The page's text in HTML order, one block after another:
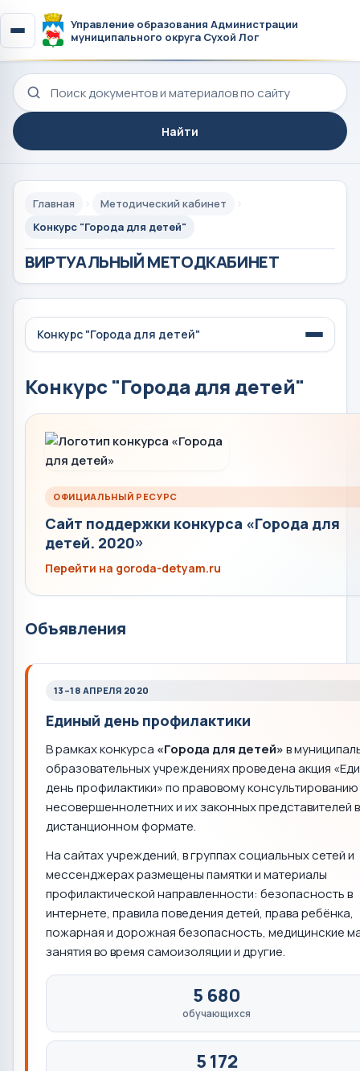
Управление образования Администрации
муниципального округа Сухой Лог
Поиск по сайту
Найти
Главная
Методический кабинет
Конкурс "Города для детей"
ВИРТУАЛЬНЫЙ МЕТОДКАБИНЕТ
Конкурс "Города для детей"
Конкурс "Города для детей"
ОФИЦИАЛЬНЫЙ РЕСУРС
Сайт поддержки конкурса «Города для
детей. 2020»
Перейти на goroda-detyam.ru
Объявления
13–18 АПРЕЛЯ 2020
Единый день профилактики
В рамках конкурса «Города для детей»в
образовательных учреждениях проведена акция
день профилактики» по правовому консультированию
несовершеннолетних и их законных представителей в
дистанционном формате.
На сайтах учреждений, в группах социальных сетей и
мессенджерах размещены памятки и материалы
профилактической направленности: безопасность в
интернете, правила поведения детей, права ребёнка,
пожарная и дорожная безопасность, медицинские
занятия во время самоизоляции и другие.
5 680
обучающихся
5 172